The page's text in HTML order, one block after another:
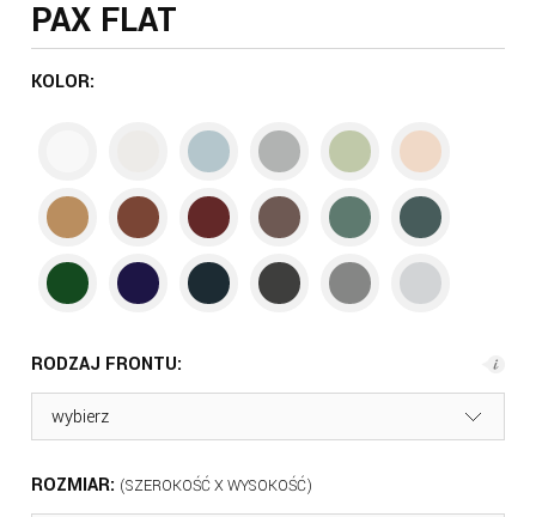
PAX FLAT
RODZAJ FRONTU:
ROZMIAR:
KOLOR: